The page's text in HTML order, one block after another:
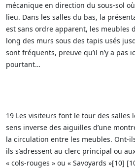
mécanique en direction du sous-sol
lieu. Dans les salles du bas, la
est sans ordre apparent, les meubles
long des murs sous des tapis usés
sont fréquents, preuve qu’il n’y a pas
pourtant…
19 Les visiteurs font le tour des salles
sens inverse des aiguilles d’une
la circulation entre les meubles. Ont-
ils s’adressent au clerc principal ou
« cols-rouges » ou « Savoyards »[10]